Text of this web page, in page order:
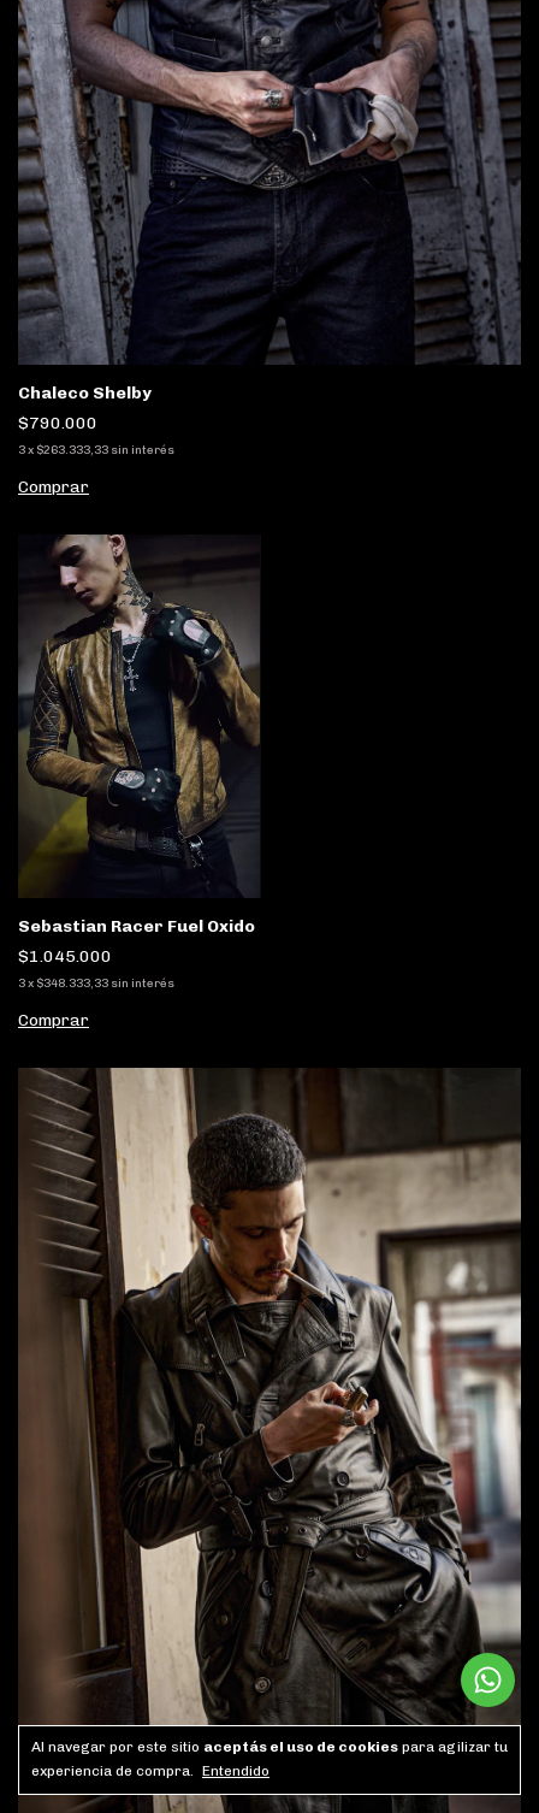
Al navegar por este sitio aceptás el uso de cookies para agilizar tu
experiencia de compra. Entendido
Chaleco Shelby
$790.000
3x $263.333,33 sin interés
Comprar
Sebastian Racer Fuel Oxido
$1.045.000
3x $348.333,33 sin interés
Comprar